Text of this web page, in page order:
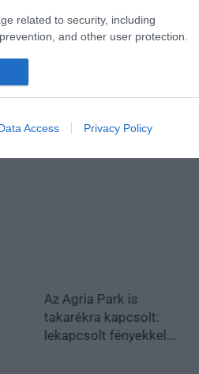
related to security, including
and other user protection.
Access Privacy Policy
Az Agria Park is
takarékra kapcsolt:
lekapcsolt fényekkel...